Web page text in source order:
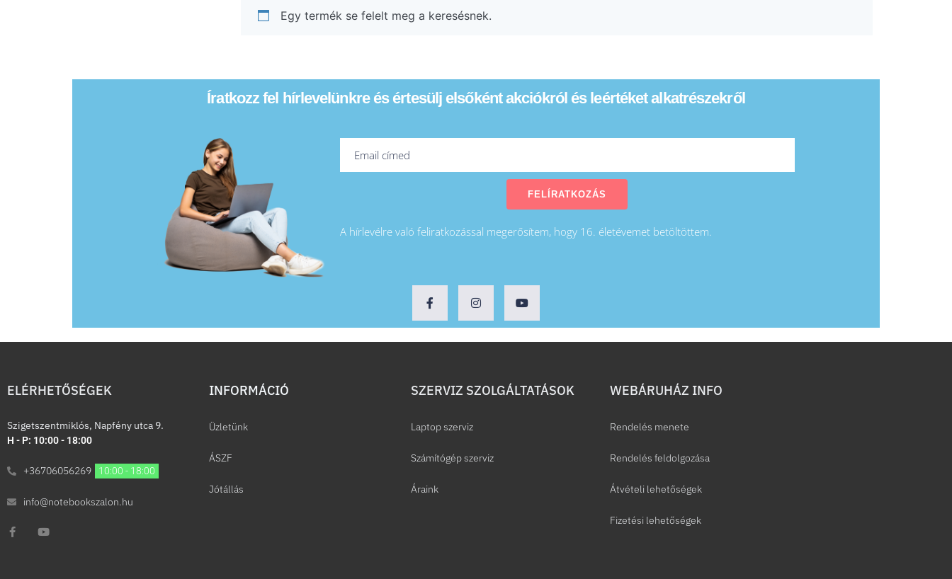
Egy termék se felelt meg a keresésnek.
Íratkozz fel hírlevelünkre és értesülj elsőként akciókról és leértéket alkatrészekről
FELÍRATKOZÁS
A hírlevélre való feliratkozással megerősítem, hogy 16. életévemet betöltöttem.
ELÉRHETŐSÉGEK
Szigetszentmiklós, Napfény utca 9.
H - P: 10:00 - 18:00
+36706056269 10:00 - 18:00
info@notebookszalon.hu
INFORMÁCIÓ​
Üzletünk
ÁSZF
Jótállás
SZERVIZ SZOLGÁLTATÁSOK
Laptop szerviz
Számítógép szerviz
Áraink
WEBÁRUHÁZ INFO
Rendelés menete
Rendelés feldolgozása
Átvételi lehetőségek
Fizetési lehetőségek